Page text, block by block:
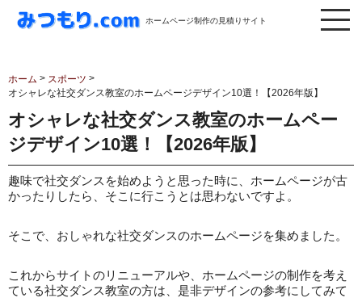
ホームページ制作の見積りサイト
ホーム > スポーツ >
オシャレな社交ダンス教室のホームページデザイン10選！【2026年版】
オシャレな社交ダンス教室のホームペー
ジデザイン10選！【2026年版】
趣味で社交ダンスを始めようと思った時に、ホームページが古
かったりしたら、そこに行こうとは思わないですよ。
そこで、おしゃれな社交ダンスのホームページを集めました。
これからサイトのリニューアルや、ホームページの制作を考え
ている社交ダンス教室の方は、是非デザインの参考にしてみて